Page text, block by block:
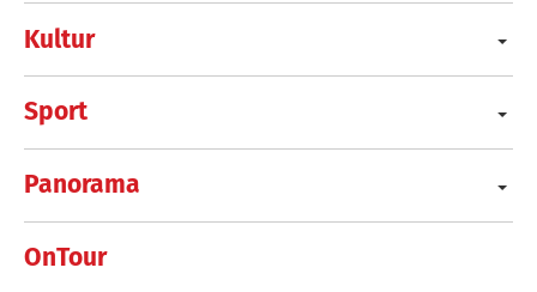
Kultur
Sport
Panorama
OnTour